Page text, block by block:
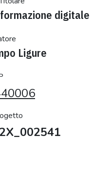
digitale
Ligure